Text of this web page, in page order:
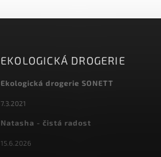
EKOLOGICKÁ DROGERIE
Ekologická drogerie SONETT
7.3.2021
Natasha - čistá radost
15.6.2026